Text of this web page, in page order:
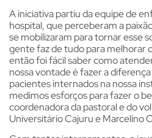
A iniciativa partiu da equipe de
hospital, que perceberam a
se mobilizaram para tornar esse
gente faz de tudo para melhorar
então foi fácil saber como
nossa vontade é fazer a
pacientes internados na nossa
medimos esforços para fazer o
coordenadora da pastoral e do
Universitário Cajuru e Marcelino